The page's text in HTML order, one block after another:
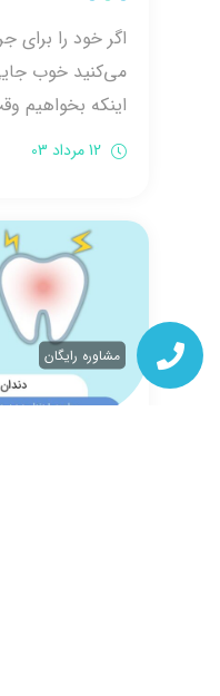
اگر خود را برای
می‌کنید خوب
اینکه بخواهیم
مشاوره رایگان